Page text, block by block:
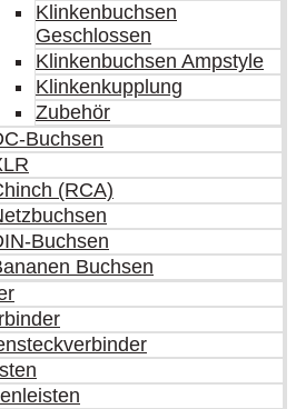
Klinkenbuchsen
Geschlossen
Klinkenbuchsen Ampstyle
Klinkenkupplung
Zubehör
Buchsen
(RCA)
Buchsen
Buchsen